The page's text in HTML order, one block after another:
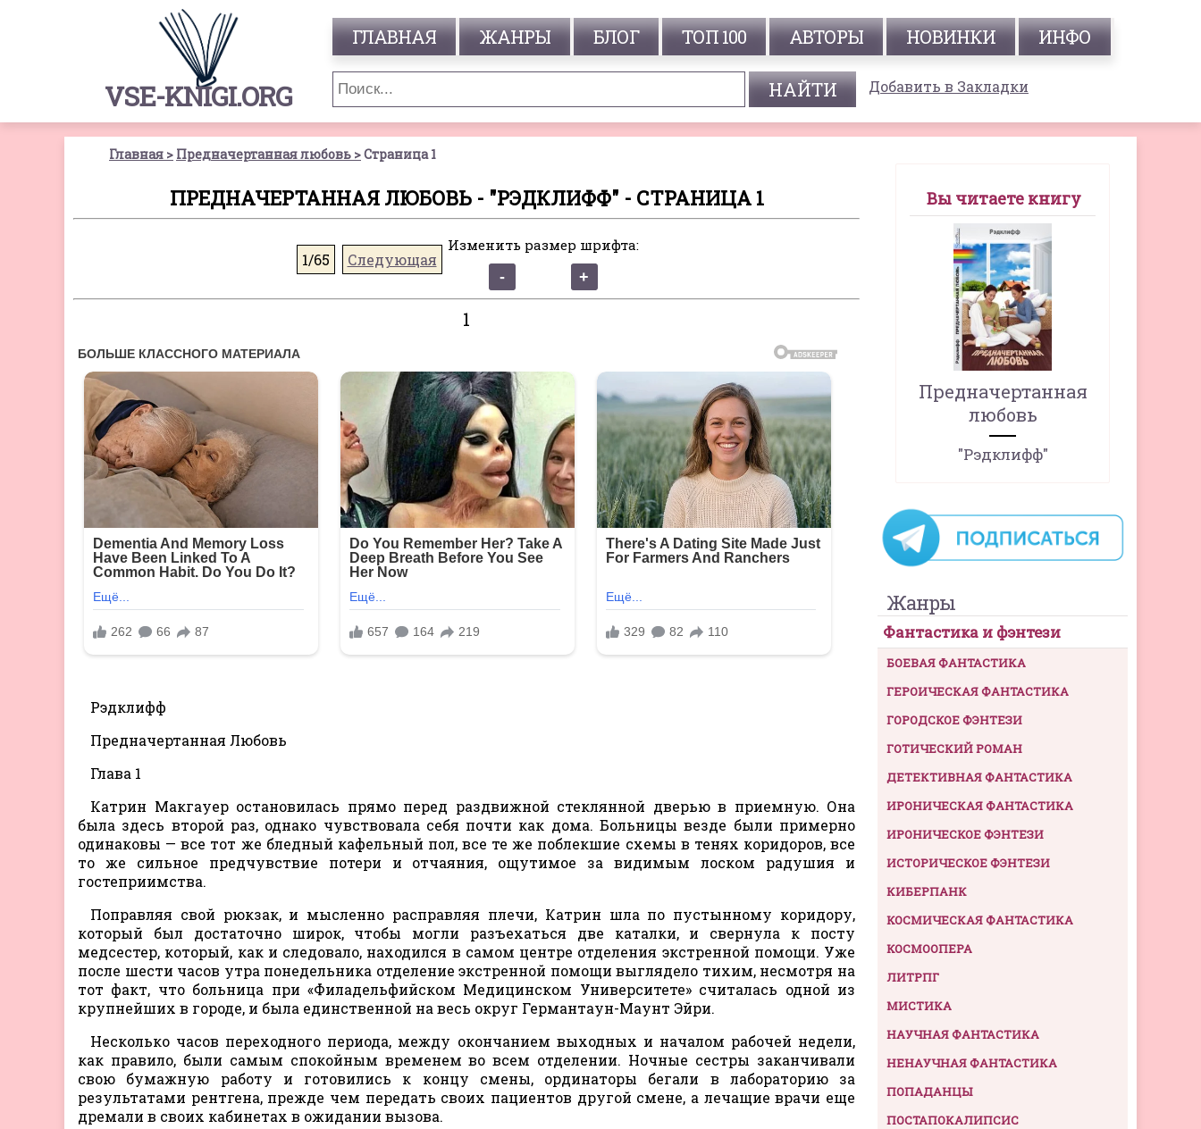
VSE-KNIGI.ORG
ГЛАВНАЯ ЖАНРЫ БЛОГ ТОП 100 АВТОРЫ НОВИНКИ ИНФО
Добавить в Закладки
Главная Предначертанная любовь Страница 1
ПРЕДНАЧЕРТАННАЯ ЛЮБОВЬ - "РЭДКЛИФФ" - СТРАНИЦА 1
1/65 Следующая
Изменить размер шрифта:
1
Рэдклифф
Предначертанная Любовь
Глава 1
Катрин Макгауер остановилась прямо перед раздвижной стеклянной дверью в приемную. Она
была здесь второй раз, однако чувствовала себя почти как дома. Больницы везде были примерно
одинаковы — все тот же бледный кафельный пол, все те же поблекшие схемы в тенях коридоров, все
то же сильное предчувствие потери и отчаяния, ощутимое за видимым лоском радушия и
гостеприимства.
Поправляя свой рюкзак, и мысленно расправляя плечи, Катрин шла по пустынному коридору,
который был достаточно широк, чтобы могли разъехаться две каталки, и свернула к посту
медсестер, который, как и следовало, находился в самом центре отделения экстренной помощи. Уже
после шести часов утра понедельника отделение экстренной помощи выглядело тихим, несмотря на
тот факт, что больница при «Филадельфийском Медицинском Университете» считалась одной из
крупнейших в городе, и была единственной на весь округ Германтаун-Маунт Эйри.
Несколько часов переходного периода, между окончанием выходных и началом рабочей недели,
как правило, были самым спокойным временем во всем отделении. Ночные сестры заканчивали
свою бумажную работу и готовились к концу смены, ординаторы бегали в лабораторию за
результатами рентгена, прежде чем передать своих пациентов другой смене, а лечащие врачи еще
дремали в своих кабинетах в ожидании вызова.
Вы читаете книгу
Предначертанная
любовь
"Рэдклифф"
Жанры
Фантастика и фэнтези
БОЕВАЯ ФАНТАСТИКА
ГЕРОИЧЕСКАЯ ФАНТАСТИКА
ГОРОДСКОЕ ФЭНТЕЗИ
ГОТИЧЕСКИЙ РОМАН
ДЕТЕКТИВНАЯ ФАНТАСТИКА
ИРОНИЧЕСКАЯ ФАНТАСТИКА
ИРОНИЧЕСКОЕ ФЭНТЕЗИ
ИСТОРИЧЕСКОЕ ФЭНТЕЗИ
КИБЕРПАНК
КОСМИЧЕСКАЯ ФАНТАСТИКА
КОСМООПЕРА
ЛИТРПГ
МИСТИКА
НАУЧНАЯ ФАНТАСТИКА
НЕНАУЧНАЯ ФАНТАСТИКА
ПОПАДАНЦЫ
ПОСТАПОКАЛИПСИС